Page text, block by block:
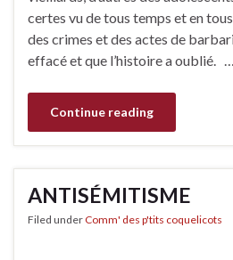
certes vu de tous temps et en
des crimes et des actes de
effacé et que l’histoire a oublié. …
Continue reading
ANTISÉMITISME
Filed under Comm' des p'tits coquelicots